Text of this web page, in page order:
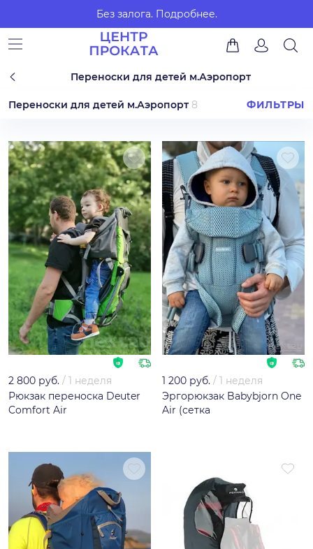
Без залога. Подробнее.
Переноски для детей м.Аэропорт
Переноски для детей м.Аэропорт 8 ФИЛЬТРЫ
2 800 руб. / 1 неделя
Рюкзак переноска Deuter
Comfort Air
1 200 руб. / 1 неделя
Эргорюкзак Babybjorn One
Air (сетка